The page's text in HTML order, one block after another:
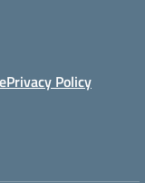
Privacy Policy